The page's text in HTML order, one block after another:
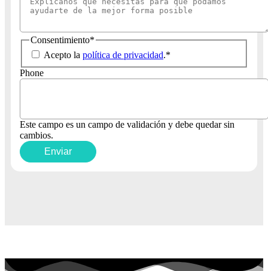
Consentimiento*
Acepto la política de privacidad.*
Phone
Este campo es un campo de validación y debe quedar sin
cambios.